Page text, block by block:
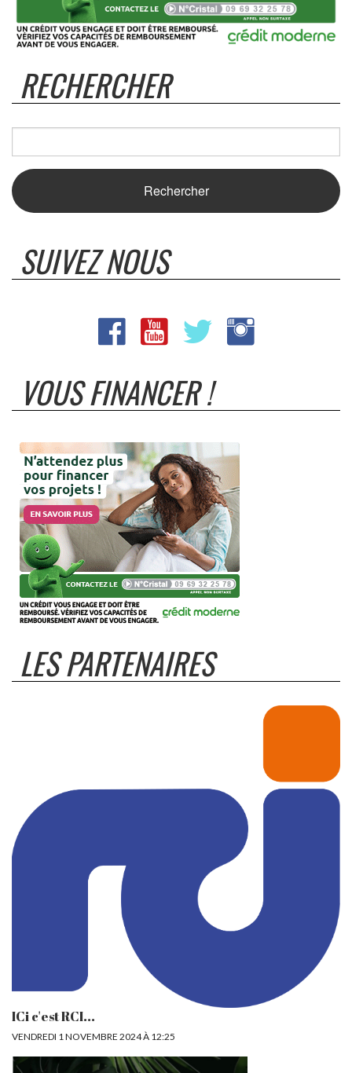
RECHERCHER
SUIVEZ NOUS
VOUS FINANCER !
LES PARTENAIRES
ICi c'est RCI...
VENDREDI 1 NOVEMBRE 2024 À 12:25